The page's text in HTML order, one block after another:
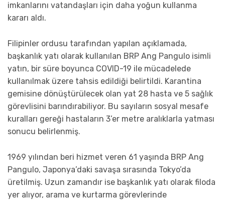
imkanlarını vatandaşları için daha yoğun kullanma
kararı aldı.
Filipinler ordusu tarafından yapılan açıklamada,
başkanlık yatı olarak kullanılan BRP Ang Pangulo isimli
yatın, bir süre boyunca COVID-19 ile mücadelede
kullanılmak üzere tahsis edildiği belirtildi. Karantina
gemisine dönüştürülecek olan yat 28 hasta ve 5 sağlık
görevlisini barındırabiliyor. Bu sayıların sosyal mesafe
kuralları gereği hastaların 3’er metre aralıklarla yatması
sonucu belirlenmiş.
1969 yılından beri hizmet veren 61 yaşında BRP Ang
Pangulo, Japonya’daki savaşa sırasında Tokyo’da
üretilmiş. Uzun zamandır ise başkanlık yatı olarak filoda
yer alıyor, arama ve kurtarma görevlerinde